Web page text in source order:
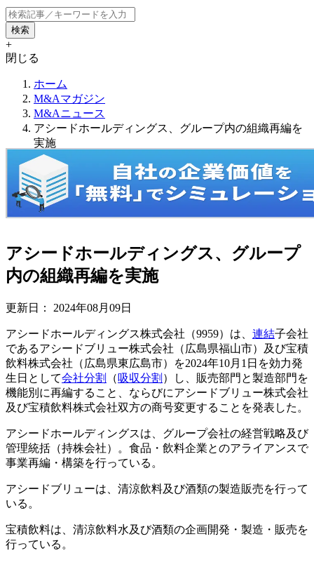
+
閉じる
ホーム
M&Aマガジン
M&Aニュース
アシードホールディングス、グループ内の組織再編を
実施
アシードホールディングス、グループ
内の組織再編を実施
更新日： 2024年08月09日
アシードホールディングス株式会社（9959）は、 連結子会社
であるアシードブリュー株式会社（広島県福山市）及び宝積
飲料株式会社（広島県東広島市）を2024年10月1日を効力発
生日として会社分割 （吸収分割 ）し、販売部門と製造部門を
機能別に再編すること、ならびにアシードブリュー株式会社
及び宝積飲料株式会社双方の商号変更することを発表した。
アシードホールディングスは、グループ会社の経営戦略及び
管理統括（持株会社）。食品・飲料企業とのアライアンスで
事業再編・構築を行っている。
アシードブリューは、清涼飲料及び酒類の製造販売を行って
いる。
宝積飲料は、清涼飲料水及び酒類の企画開発・製造・販売を
行っている。